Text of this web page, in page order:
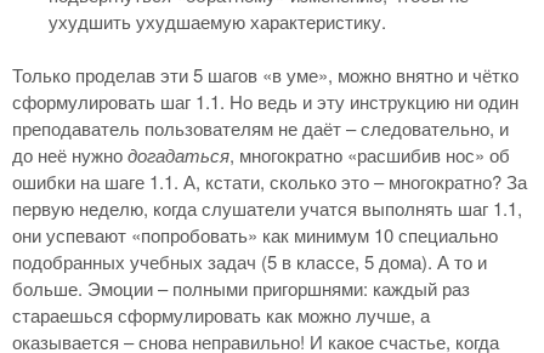
ухудшить ухудшаемую характеристику.
Только проделав эти 5 шагов «в уме», можно внятно и чётко
сформулировать шаг 1.1. Но ведь и эту инструкцию ни один
преподаватель пользователям не даёт – следовательно, и
до неё нужнодогадаться, многократно «расшибив нос» об
ошибки на шаге 1.1. А, кстати, сколько это – многократно? За
первую неделю, когда слушатели учатся выполнять шаг 1.1,
они успевают «попробовать» как минимум 10 специально
подобранных учебных задач (5 в классе, 5 дома). А то и
больше. Эмоции – полными пригоршнями: каждый раз
стараешься сформулировать как можно лучше, а
оказывается – снова неправильно! И какое счастье, когда